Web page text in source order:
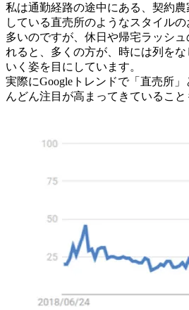
私は通勤経路の途中にある、契約
している直売所のようなスタイル
多いのですが、休日や帰宅ラッシ
れると、多くの方が、時には列を
いく姿を目にしています。
実際にGoogleトレンドで「直売所
んどん注目が高まってきていること